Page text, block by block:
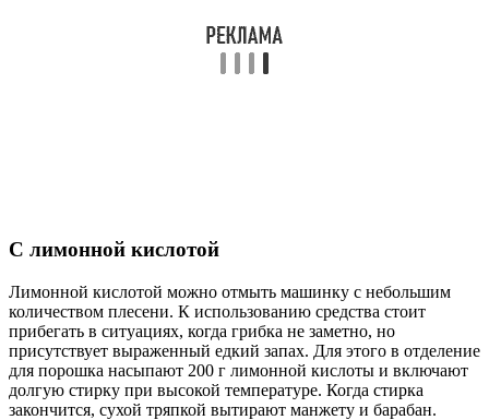
С лимонной кислотой
Лимонной кислотой можно отмыть машинку с небольшим
количеством плесени. К использованию средства стоит
прибегать в ситуациях, когда грибка не заметно, но
присутствует выраженный едкий запах. Для этого в отделение
для порошка насыпают 200 г лимонной кислоты и включают
долгую стирку при высокой температуре. Когда стирка
закончится, сухой тряпкой вытирают манжету и барабан.